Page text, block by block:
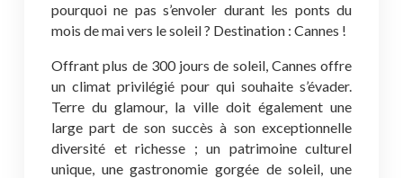
pourquoi ne pas s’envoler durant les ponts du
mois de mai vers le soleil ? Destination : Cannes !
Offrant plus de 300 jours de soleil, Cannes offre
un climat privilégié pour qui souhaite s’évader.
Terre du glamour, la ville doit également une
large part de son succès à son exceptionnelle
diversité et richesse ; un patrimoine culturel
unique, une gastronomie gorgée de soleil, une